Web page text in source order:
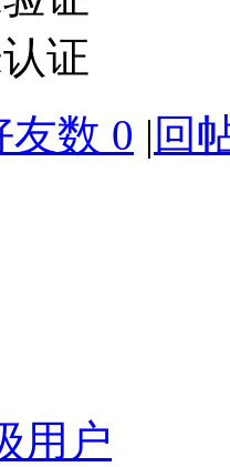
证
友数 0 | 回
用户